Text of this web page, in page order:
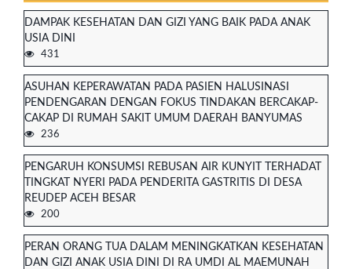
DAMPAK KESEHATAN DAN GIZI YANG BAIK PADA ANAK
USIA DINI
431
ASUHAN KEPERAWATAN PADA PASIEN HALUSINASI
PENDENGARAN DENGAN FOKUS TINDAKAN BERCAKAP-
CAKAP DI RUMAH SAKIT UMUM DAERAH BANYUMAS
236
PENGARUH KONSUMSI REBUSAN AIR KUNYIT TERHADAT
TINGKAT NYERI PADA PENDERITA GASTRITIS DI DESA
REUDEP ACEH BESAR
200
PERAN ORANG TUA DALAM MENINGKATKAN KESEHATAN
DAN GIZI ANAK USIA DINI DI RA UMDI AL MAEMUNAH